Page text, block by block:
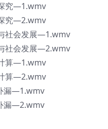
究—1.wmv
究—2.wmv
社会发展—1.wmv
社会发展—2.wmv
算—1.wmv
算—2.wmv
漏—1.wmv
漏—2.wmv